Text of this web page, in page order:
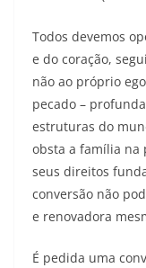
Todos devemos
e do coração,
não ao próprio
pecado –
estruturas do
obsta a família na
seus direitos
conversão não
e renovadora
É pedida uma